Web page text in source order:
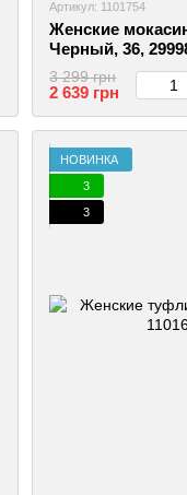
Артикул: 1101754
Женские
Черный, 36,
3 299 грн
2 639 грн
НОВИНКА
3
3